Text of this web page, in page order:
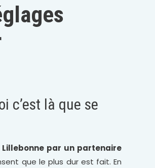
c’est là que se
par un partenaire
que le plus dur est fait. En